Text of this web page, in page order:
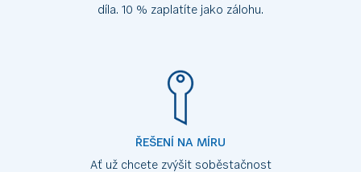
díla. 10 % zaplatíte jako zálohu.
ŘEŠENÍ NA MÍRU
Ať už chcete zvýšit soběstačnost